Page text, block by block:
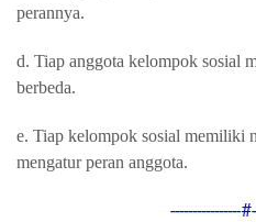
perannya.
d. Tiap anggota kelompok sosial
berbeda.
e. Tiap kelompok sosial memiliki
mengatur peran anggota.
----------------